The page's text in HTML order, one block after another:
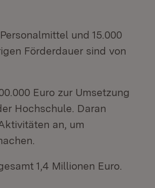
und 15.000
Förderdauer sind von
Euro zur Umsetzung
Hochschule. Daran
an, um
1,4 Millionen Euro.